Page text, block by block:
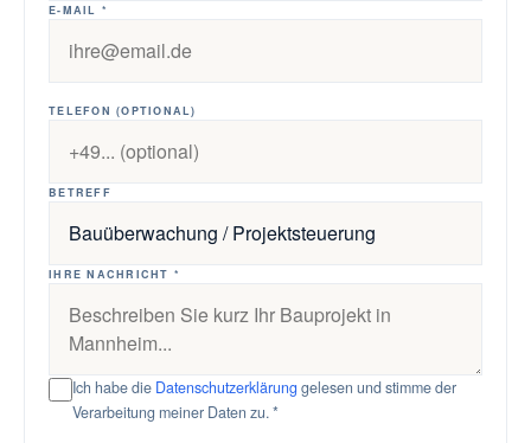
E-MAIL *
TELEFON (OPTIONAL)
BETREFF
IHRE NACHRICHT *
Ich habe die Datenschutzerklärung gelesen und stimme der
Verarbeitung meiner Daten zu. *